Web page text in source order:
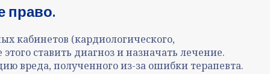
право.
кабинетов (кардиологического,
ставить диагноз и назначать лечение.
вреда, полученного из-за ошибки терапевта.